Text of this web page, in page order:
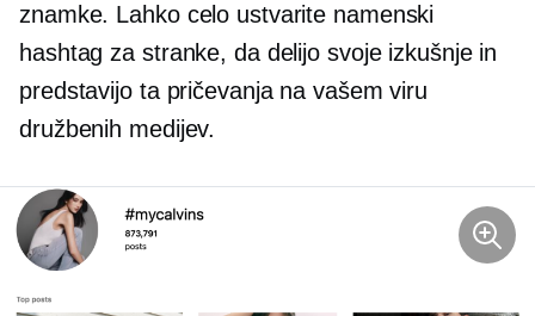
znamke. Lahko celo ustvarite namenski
hashtag za stranke, da delijo svoje izkušnje in
predstavijo ta pričevanja na vašem viru
družbenih medijev.